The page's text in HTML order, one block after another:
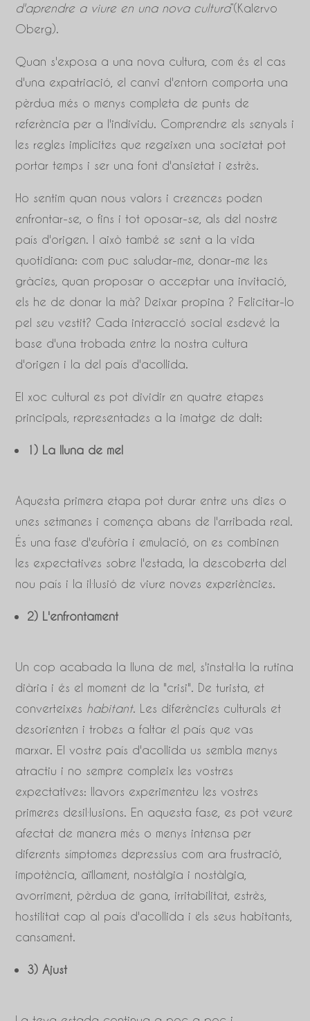
d'aprendre a viure en una nova cultura”(Kalervo
Oberg).
Quan s'exposa a una nova cultura, com és el cas
d'una expatriació, el canvi d'entorn comporta una
pèrdua més o menys completa de punts de
referència per a l'individu. Comprendre els senyals i
les regles implícites que regeixen una societat pot
portar temps i ser una font d'ansietat i estrès.
Ho sentim quan nous valors i creences poden
enfrontar-se, o fins i tot oposar-se, als del nostre
país d'origen. I això també se sent a la vida
quotidiana: com puc saludar-me, donar-me les
gràcies, quan proposar o acceptar una invitació,
els he de donar la mà? Deixar propina ? Felicitar-lo
pel seu vestit? Cada interacció social esdevé la
base d'una trobada entre la nostra cultura
d'origen i la del país d'acollida.
El xoc cultural es pot dividir en quatre etapes
principals, representades a la imatge de dalt:
1) La lluna de mel
Aquesta primera etapa pot durar entre uns dies o
unes setmanes i comença abans de l'arribada real.
És una fase d'eufòria i emulació, on es combinen
les expectatives sobre l'estada, la descoberta del
nou país i la il·lusió de viure noves experiències.
2) L'enfrontament
Un cop acabada la lluna de mel, s'instal·la la rutina
diària i és el moment de la "crisi". De turista, et
converteixes habitant. Les diferències culturals et
desorienten i trobes a faltar el país que vas
marxar. El vostre país d'acollida us sembla menys
atractiu i no sempre compleix les vostres
expectatives: llavors experimenteu les vostres
primeres desil·lusions. En aquesta fase, es pot veure
afectat de manera més o menys intensa per
diferents símptomes depressius com ara frustració,
impotència, aïllament, nostàlgia i nostàlgia,
avorriment, pèrdua de gana, irritabilitat, estrès,
hostilitat cap al país d'acollida i els seus habitants,
cansament.
3) Ajust